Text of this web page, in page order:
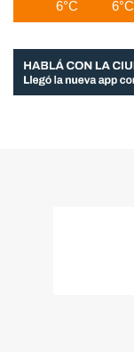
6°C 6°C